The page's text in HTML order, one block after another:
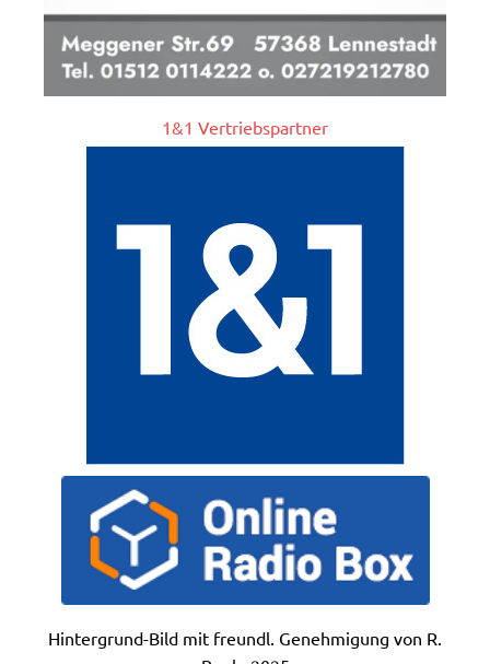
1&1 Vertriebspartner
Hintergrund-Bild mit freundl. Genehmigung von R.